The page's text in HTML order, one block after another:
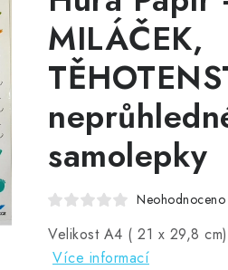
MILÁČEK,
samolepky
Neohodnoceno
Velikost A4 ( 21 x 29,8
Více informací